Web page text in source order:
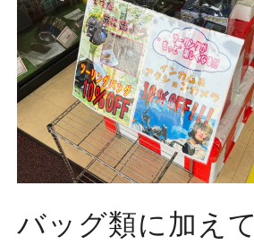
バッグ類に加えて